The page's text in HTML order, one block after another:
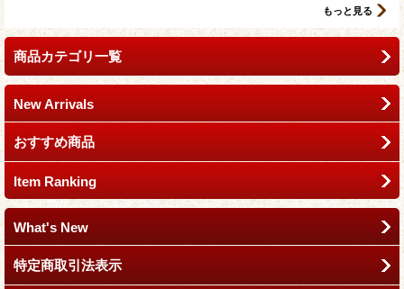
もっと見る
商品カテゴリ一覧
New Arrivals
おすすめ商品
Item Ranking
What's New
特定商取引法表示